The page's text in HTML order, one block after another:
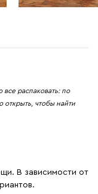
все распаковать: по
открыть, чтобы найти
В зависимости от